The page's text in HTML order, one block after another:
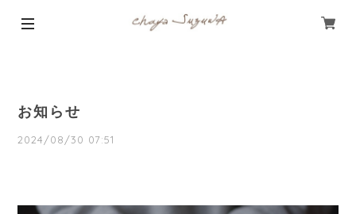
お知らせ
2024/08/30 07:51